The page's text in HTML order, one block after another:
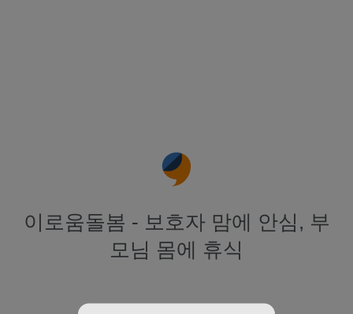
이로움돌봄 - 보호자 맘에 안심, 부
모님 몸에 휴식